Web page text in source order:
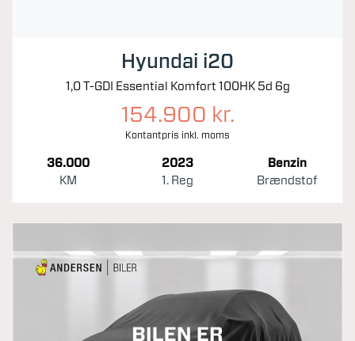
Hyundai i20
1,0 T-GDI Essential Komfort 100HK 5d 6g
154.900 kr.
Kontantpris inkl. moms
36.000
KM
2023
1. Reg
Benzin
Brændstof